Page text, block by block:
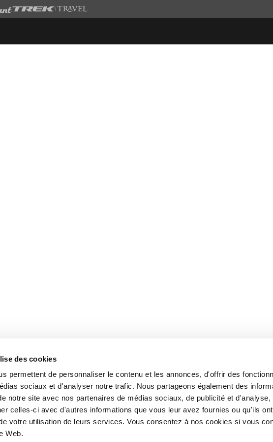
des cookies
permettent de personnaliser le contenu et les annonces, d'offrir des
sociaux et d'analyser notre trafic. Nous partageons également des
notre site avec nos partenaires de médias sociaux, de publicité et d'analyse,
celles-ci avec d'autres informations que vous leur avez fournies ou qu'ils ont
votre utilisation de leurs services. Vous consentez à nos cookies si vous
Web.